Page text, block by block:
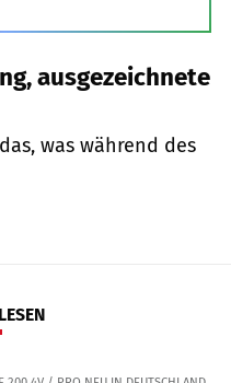
ausgezeichnete
was während des